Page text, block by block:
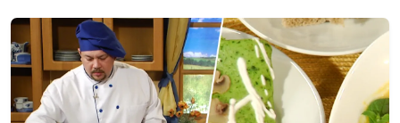
Гранола и яблоки, запеченные
с творогом
Светлана
Доманская
Черничный крамбл и
мороженое
Светлана
Доманская
#49